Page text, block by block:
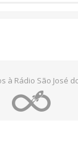
à Rádio São José